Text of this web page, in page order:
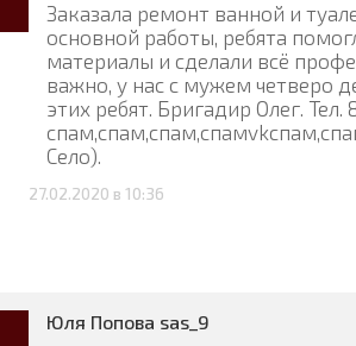
Заказала ремонт ванной и
основной работы, ребята
материалы и сделали всё
важно, у нас с мужем четверо
этих ребят. Бригадир Олег. Тел.
Село).
27.02.2020 в 10:36
Юля Попова sas_9